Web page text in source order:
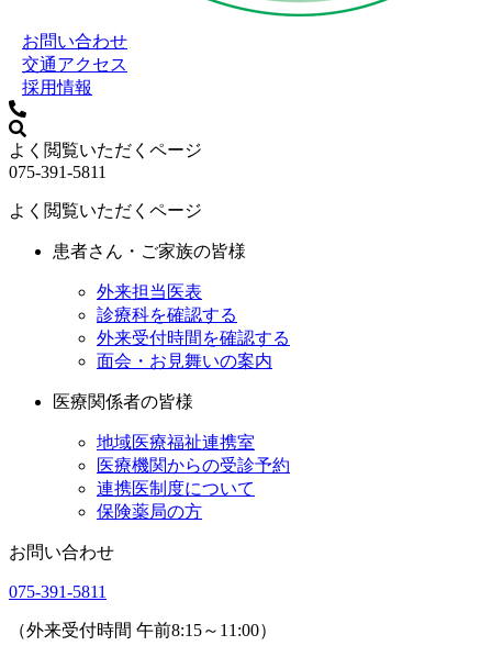
お問い合わせ
交通アクセス
採用情報
よく閲覧いただくページ
075-391-5811
よく閲覧いただくページ
患者さん・ご家族の皆様
外来担当医表
診療科を確認する
外来受付時間を確認する
面会・お見舞いの案内
医療関係者の皆様
地域医療福祉連携室
医療機関からの受診予約
連携医制度について
保険薬局の方
お問い合わせ
075-391-5811
（外来受付時間 午前8:15～11:00）